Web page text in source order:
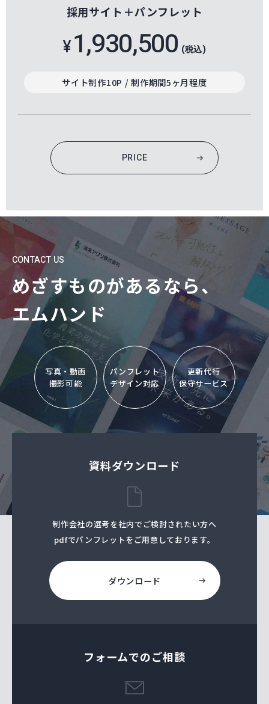
採用サイト＋パンフレット
¥1,930,500 (税込)
サイト制作10P / 制作期間5ヶ月程度
PRICE
CONTACT US
めざすものがあるなら、
エムハンド
写真・動画
撮影可能
パンフレット
デザイン対応
更新代行
保守サービス
資料ダウンロード
制作会社の選考を社内でご検討されたい⽅へ
pdfでパンフレットをご⽤意しております。
ダウンロード
フォームでのご相談